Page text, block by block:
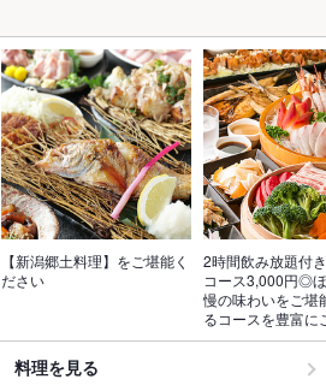
【新潟郷土料理】をご堪能く
ださい
2時間飲み放題付
コース3,000円◎
慢の味わいをご堪
るコースを豊富に
料理を見る